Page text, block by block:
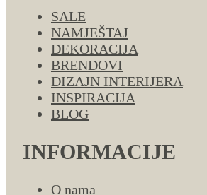
SALE
NAMJEŠTAJ
DEKORACIJA
BRENDOVI
DIZAJN INTERIJERA
INSPIRACIJA
BLOG
INFORMACIJE
O nama